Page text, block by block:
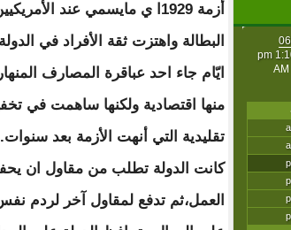
أزمة 1929ا ي مايسمي عند
البطالة واهتزت ثقة الأفراد في
ايّام جاء احد عباقرة المصارف
منها اقتصادية ولكنها ساهمت في
تقليدية التي أنهت الأزمة بعد سنوات.
كانت الدولة تطلب من مقاول ان
العمل،ثم تدفع لمقاول آخر لردم